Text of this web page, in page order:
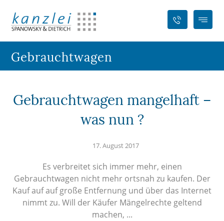
Gebrauchtwagen
Gebrauchtwagen mangelhaft –
was nun ?
17. August 2017
Es verbreitet sich immer mehr, einen
Gebrauchtwagen nicht mehr ortsnah zu kaufen. Der
Kauf auf auf große Entfernung und über das Internet
nimmt zu. Will der Käufer Mängelrechte geltend
machen, ...